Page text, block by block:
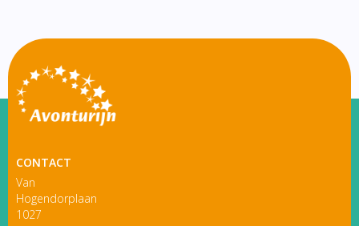
CONTACT
Van
Hogendorplaan
1027